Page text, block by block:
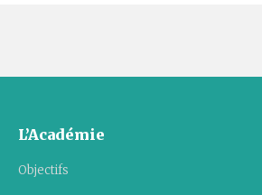
L’Académie
Objectifs